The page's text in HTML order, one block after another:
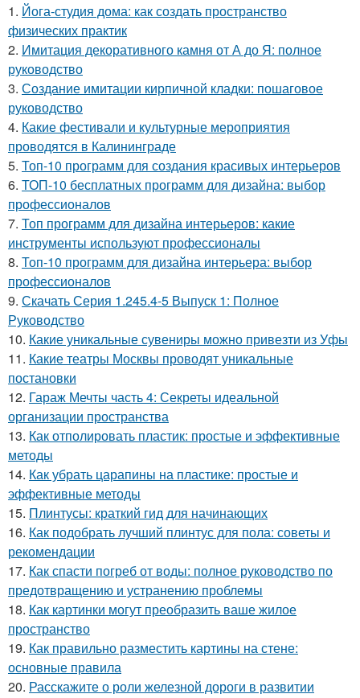
1. Йога-студия дома: как создать пространство
физических практик
2. Имитация декоративного камня от А до Я: полное
руководство
3. Создание имитации кирпичной кладки: пошаговое
руководство
4. Какие фестивали и культурные мероприятия
проводятся в Калининграде
5. Топ-10 программ для создания красивых интерьеров
6. ТОП-10 бесплатных программ для дизайна: выбор
профессионалов
7. Топ программ для дизайна интерьеров: какие
инструменты используют профессионалы
8. Топ-10 программ для дизайна интерьера: выбор
профессионалов
9. Скачать Серия 1.245.4-5 Выпуск 1: Полное
Руководство
10. Какие уникальные сувениры можно привезти из Уфы
11. Какие театры Москвы проводят уникальные
постановки
12. Гараж Мечты часть 4: Секреты идеальной
организации пространства
13. Как отполировать пластик: простые и эффективные
методы
14. Как убрать царапины на пластике: простые и
эффективные методы
15. Плинтусы: краткий гид для начинающих
16. Как подобрать лучший плинтус для пола: советы и
рекомендации
17. Как спасти погреб от воды: полное руководство по
предотвращению и устранению проблемы
18. Как картинки могут преобразить ваше жилое
пространство
19. Как правильно разместить картины на стене:
основные правила
20. Расскажите о роли железной дороги в развитии